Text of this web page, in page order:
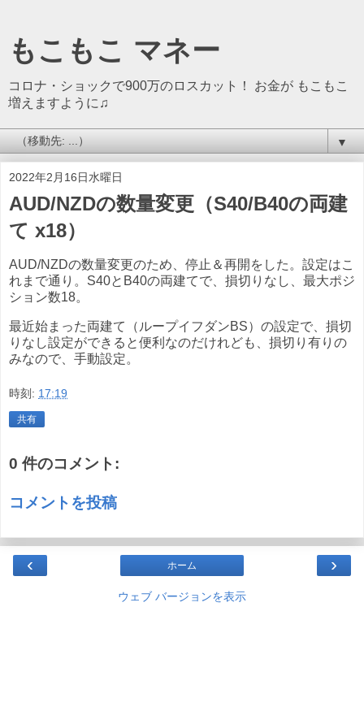
もこもこ マネー
コロナ・ショックで900万のロスカット！ お金が もこもこ
増えますように♫
▼
2022年2月16日水曜日
AUD/NZDの数量変更（S40/B40の両建
て x18）
AUD/NZDの数量変更のため、停止＆再開をした。設定はこ
れまで通り。S40とB40の両建てで、損切りなし、最大ポジ
ション数18。
最近始まった両建て（ループイフダンBS）の設定で、損切
りなし設定ができると便利なのだけれども、損切り有りの
みなので、手動設定。
時刻: 17:19
共有
0 件のコメント:
コメントを投稿
‹ ›
ホーム
ウェブ バージョンを表示